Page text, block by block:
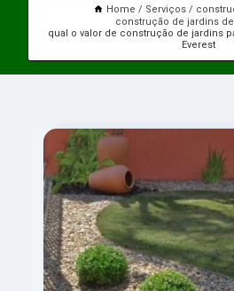
Home Serviços
construção de jardins
qual o valor de construção de jardins
Everest